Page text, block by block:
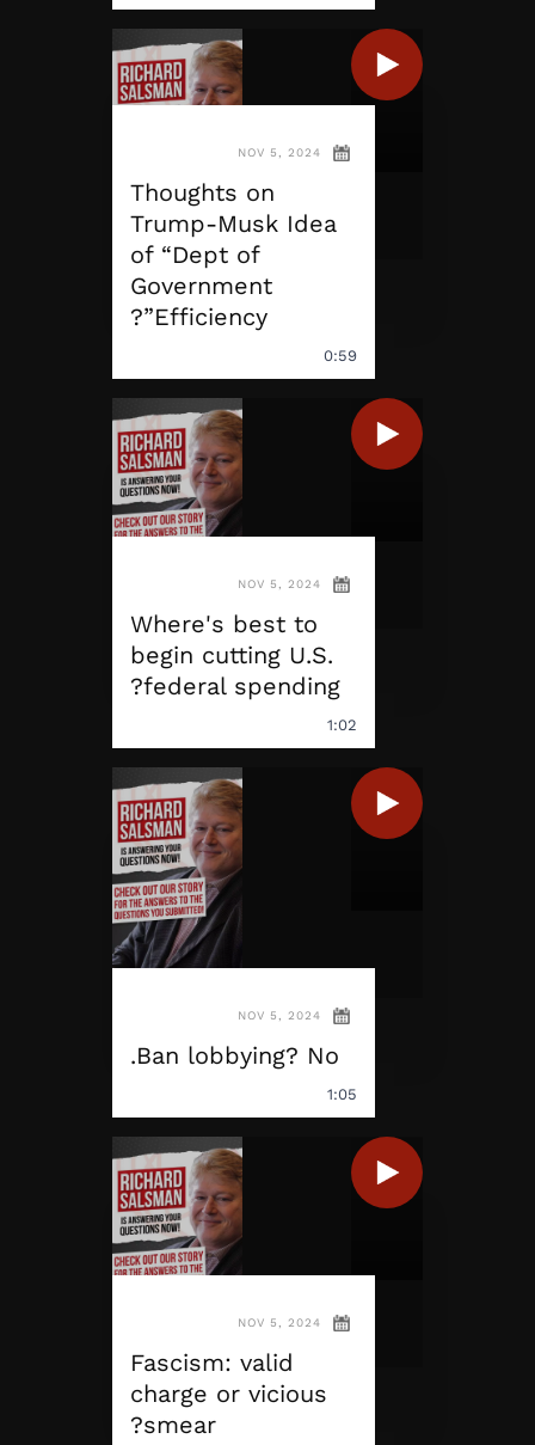
NOV 5, 2024
Thoughts on
Trump-Musk Idea
of “Dept of
Government
Efficiency”?
0:59
NOV 5, 2024
Where's best to
begin cutting U.S.
federal spending?
1:02
NOV 5, 2024
Ban lobbying? No.
1:05
NOV 5, 2024
Fascism: valid
charge or vicious
smear?